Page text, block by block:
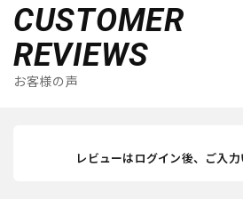
CUSTOMER
REVIEWS
お客様の声
レビューはログイン後、ご入力